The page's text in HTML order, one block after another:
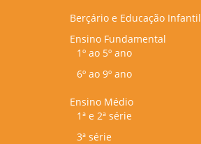
Berçário e Educação Infantil
Ensino Fundamental
1º ao 5º ano
6º ao 9º ano
Ensino Médio
1ª e 2ª série
3ª série